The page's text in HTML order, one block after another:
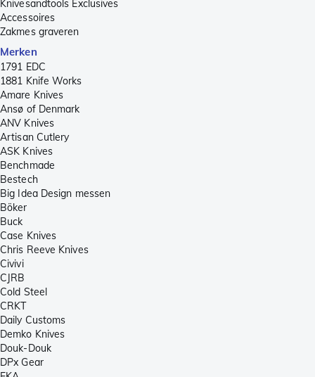
Knivesandtools Exclusives
Accessoires
Zakmes graveren
Merken
1791 EDC
1881 Knife Works
Amare Knives
Ansø of Denmark
ANV Knives
Artisan Cutlery
ASK Knives
Benchmade
Bestech
Big Idea Design messen
Böker
Buck
Case Knives
Chris Reeve Knives
Civivi
CJRB
Cold Steel
CRKT
Daily Customs
Demko Knives
Douk-Douk
DPx Gear